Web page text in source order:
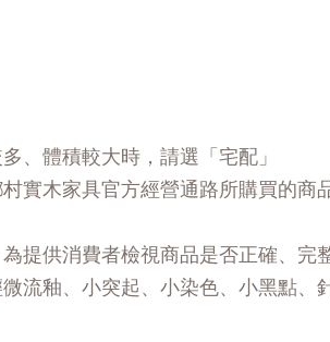
、體積較大時，請選「宅配」
實木家具官方經營通路所購買的
提供消費者檢視商品是否正確、完
流釉、小突起、小染色、小黑點